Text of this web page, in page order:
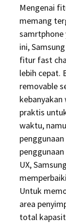
Mengenai
memang
samrtphone
ini,
fitur fast
lebih cepat.
removable
praktis
waktu,
UX,
Untuk
area
total